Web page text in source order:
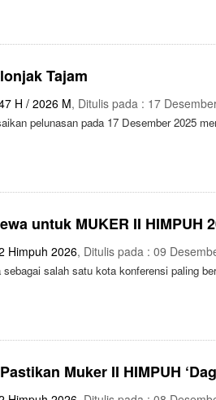
Tajam
H / 2026 M, Ditulis pada : 17
pelunasan pada 17 Desember 2025
untuk MUKER II HIMPUH
Himpuh 2026, Ditulis pada : 09
salah satu kota konferensi paling
Muker II HIMPUH